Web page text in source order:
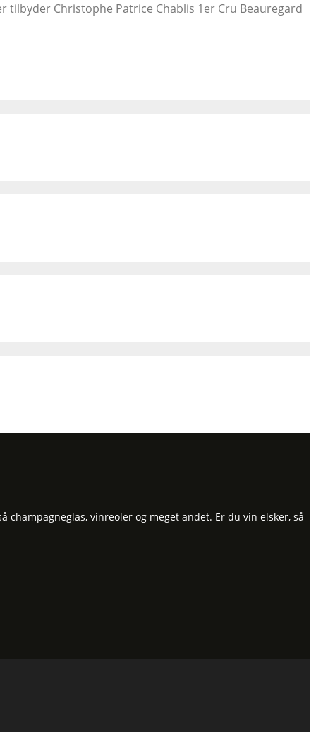
Christophe Patrice Chablis 1er Cru Beauregard
vinreoler og meget andet. Er du vin elsker, så